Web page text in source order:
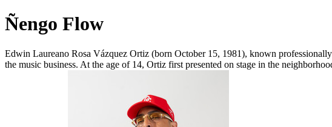
Ñengo Flow
Edwin Laureano Rosa Vázquez Ortiz (born October 15, 1981), known
the music business. At the age of 14, Ortiz first presented on stage in the